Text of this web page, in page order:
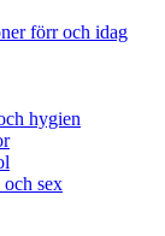
förr och idag
hygien
sex